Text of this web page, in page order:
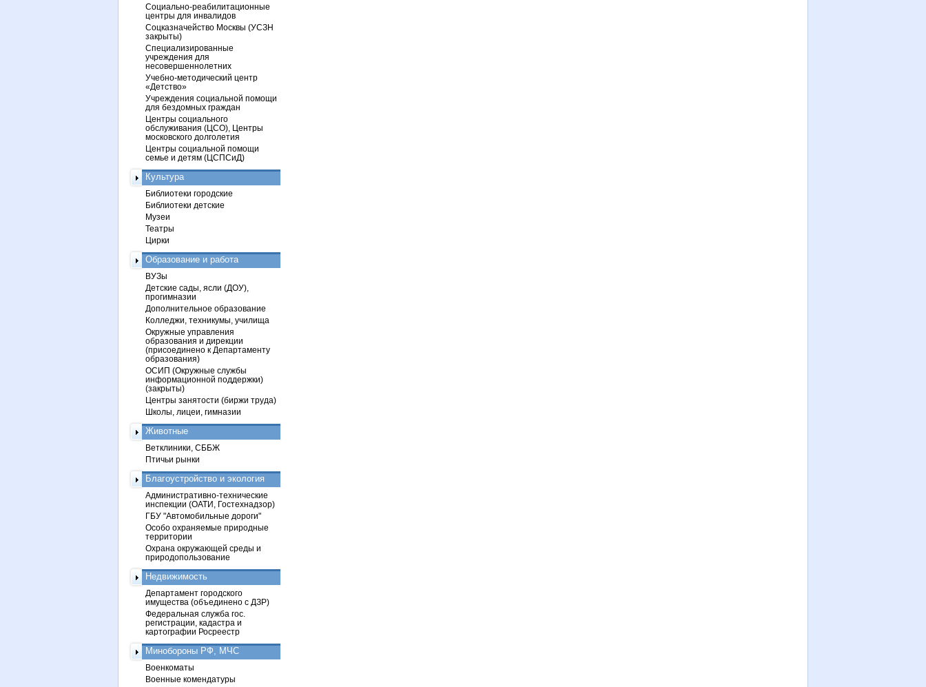
Социально-реабилитационные
центры для инвалидов
Соцказначейство Москвы (УСЗН
закрыты)
Специализированные
учреждения для
несовершеннолетних
Учебно-методический центр
«Детство»
Учреждения социальной помощи
для бездомных граждан
Центры социального
обслуживания (ЦСО), Центры
московского долголетия
Центры социальной помощи
семье и детям (ЦСПСиД)
Культура
Библиотеки городские
Библиотеки детские
Музеи
Театры
Цирки
Образование и работа
ВУЗы
Детские сады, ясли (ДОУ),
прогимназии
Дополнительное образование
Колледжи, техникумы, училища
Окружные управления
образования и дирекции
(присоединено к Департаменту
образования)
ОСИП (Окружные службы
информационной поддержки)
(закрыты)
Центры занятости (биржи труда)
Школы, лицеи, гимназии
Животные
Ветклиники, СББЖ
Птичьи рынки
Благоустройство и экология
Административно-технические
инспекции (ОАТИ, Гостехнадзор)
ГБУ "Автомобильные дороги"
Особо охраняемые природные
территории
Охрана окружающей среды и
природопользование
Недвижимость
Департамент городского
имущества (объединено с ДЗР)
Федеральная служба гос.
регистрации, кадастра и
картографии Росреестр
Минобороны РФ, МЧС
Военкоматы
Военные комендатуры